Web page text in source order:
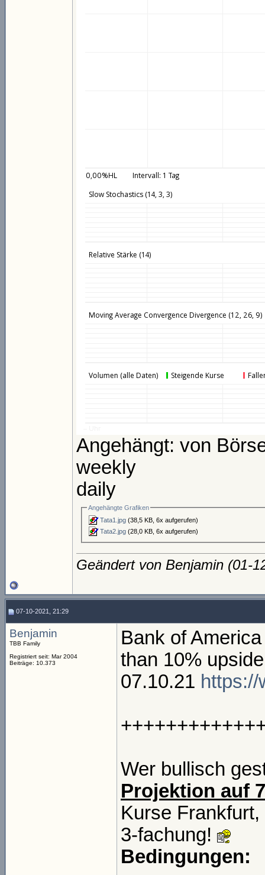
Angehängt: von
weekly
daily
Angehängte Grafiken
Tata1.jpg (38,5 KB, 6x aufgerufen)
Tata2.jpg (28,0 KB, 6x aufgerufen)
Geändert von Benjamin (01-
07-10-2021, 21:29
Benjamin
TBB Family
Registriert seit: Mar 2004
Beiträge: 10.373
Bank of
than 10%
07.10.21
Wer bullisch
Projektion auf
Kurse
3-fachung!
Bedingungen: